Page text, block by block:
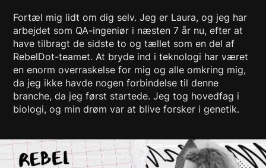
Fortæl mig lidt om dig selv. Jeg er Laura, og jeg har
arbejdet som QA-ingeniør i næsten 7 år nu, efter at
have tilbragt de sidste to og tællet som en del af
RebelDot-teamet. At bryde ind i teknologi har været
en enorm overraskelse for mig og alle omkring mig,
da jeg ikke havde nogen forbindelse til denne
branche, da jeg først startede. Jeg tog hovedfag i
biologi, og min drøm var at blive forsker i genetik.